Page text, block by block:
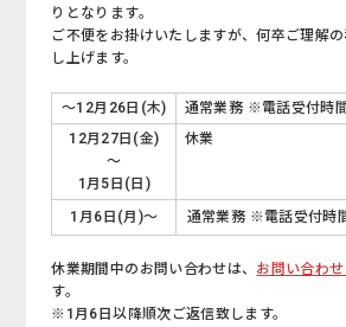
りとなります。
ご不便をお掛けいたしますが、何卒ご理解
し上げます。
～12月26日(木)
通常業務 ※電話受付時
12月27日(金)
～
1月5日(日)
休業
1月6日(月)～ 通常業務 ※電話受付時
休業期間中のお問い合わせは、 お問い合わ
す。
※1月6日以降順次ご返信致します。